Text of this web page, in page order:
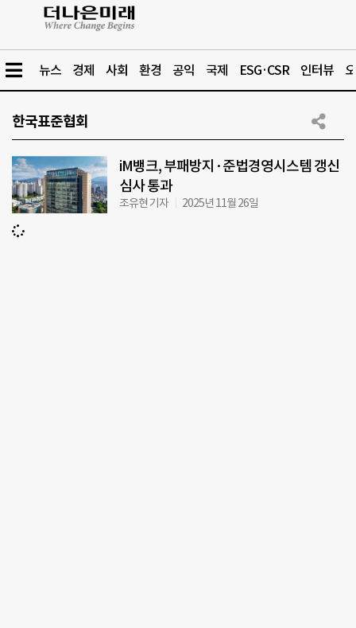
뉴스 경제 사회 환경 공익 국제 ESG·CSR 인터뷰
한국표준협회
iM뱅크, 부패방지·준법경영시스템 갱신
심사 통과
조유현 기자 2025년 11월 26일